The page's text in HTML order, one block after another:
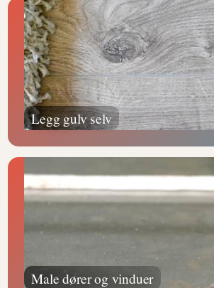
Legg gulv selv
Male dører og vinduer